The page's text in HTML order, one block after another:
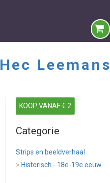
Hec Leemans
KOOP VANAF € 2
Categorie
Strips en beeldverhaal
> Historisch - 18e-19e eeuw